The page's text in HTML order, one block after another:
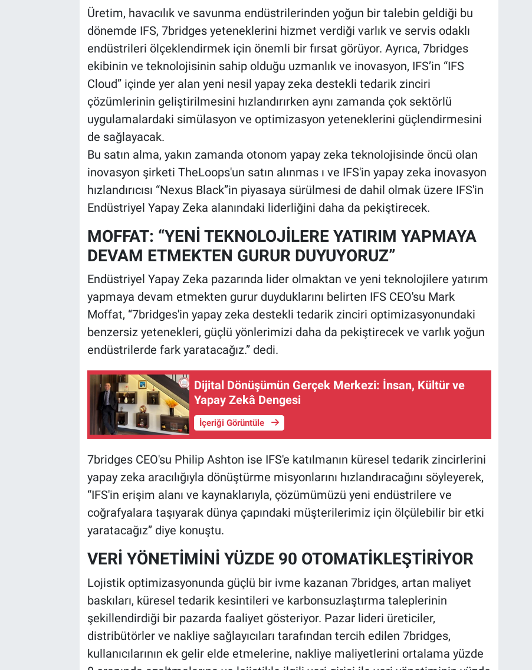
Üretim, havacılık ve savunma endüstrilerinden yoğun bir talebin geldiği bu
dönemde IFS, 7bridges yeteneklerini hizmet verdiği varlık ve servis odaklı
endüstrileri ölçeklendirmek için önemli bir fırsat görüyor. Ayrıca, 7bridges
ekibinin ve teknolojisinin sahip olduğu uzmanlık ve inovasyon, IFS’in “IFS
Cloud” içinde yer alan yeni nesil yapay zeka destekli tedarik zinciri
çözümlerinin geliştirilmesini hızlandırırken aynı zamanda çok sektörlü
uygulamalardaki simülasyon ve optimizasyon yeteneklerini güçlendirmesini
de sağlayacak.
Bu satın alma, yakın zamanda otonom yapay zeka teknolojisinde öncü olan
inovasyon şirketi TheLoops'un satın alınmas ı ve IFS'in yapay zeka inovasyon
hızlandırıcısı “Nexus Black”in piyasaya sürülmesi de dahil olmak üzere IFS'in
Endüstriyel Yapay Zeka alanındaki liderliğini daha da pekiştirecek.
MOFFAT: “YENİ TEKNOLOJİLERE YATIRIM YAPMAYA
DEVAM ETMEKTEN GURUR DUYUYORUZ”
Endüstriyel Yapay Zeka pazarında lider olmaktan ve yeni teknolojilere yatırım
yapmaya devam etmekten gurur duyduklarını belirten IFS CEO'su Mark
Moffat, “7bridges'in yapay zeka destekli tedarik zinciri optimizasyonundaki
benzersiz yetenekleri, güçlü yönlerimizi daha da pekiştirecek ve varlık yoğun
endüstrilerde fark yaratacağız.” dedi.
Dijital Dönüşümün Gerçek Merkezi: İnsan, Kültür ve
Yapay Zekâ Dengesi
İçeriği Görüntüle
7bridges CEO'su Philip Ashton ise IFS'e katılmanın küresel tedarik zincirlerini
yapay zeka aracılığıyla dönüştürme misyonlarını hızlandıracağını söyleyerek,
“IFS'in erişim alanı ve kaynaklarıyla, çözümümüzü yeni endüstrilere ve
coğrafyalara taşıyarak dünya çapındaki müşterilerimiz için ölçülebilir bir etki
yaratacağız” diye konuştu.
VERİ YÖNETİMİNİ YÜZDE 90 OTOMATİKLEŞTİRİYOR
Lojistik optimizasyonunda güçlü bir ivme kazanan 7bridges, artan maliyet
baskıları, küresel tedarik kesintileri ve karbonsuzlaştırma taleplerinin
şekillendirdiği bir pazarda faaliyet gösteriyor. Pazar lideri üreticiler,
distribütörler ve nakliye sağlayıcıları tarafından tercih edilen 7bridges,
kullanıcılarının ek gelir elde etmelerine, nakliye maliyetlerini ortalama yüzde